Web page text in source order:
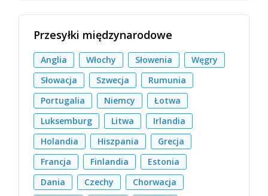
Przesyłki międzynarodowe
Anglia Włochy Słowenia
Węgry
Słowacja
Szwecja
Rumunia
Portugalia
Niemcy
Łotwa
Luksemburg
Litwa
Irlandia
Holandia
Hiszpania
Grecja
Francja
Finlandia
Estonia
Dania
Czechy
Chorwacja